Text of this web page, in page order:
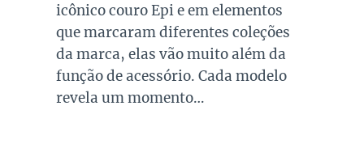
icônico couro Epi e em elementos
que marcaram diferentes coleções
da marca, elas vão muito além da
função de acessório. Cada modelo
revela um momento…